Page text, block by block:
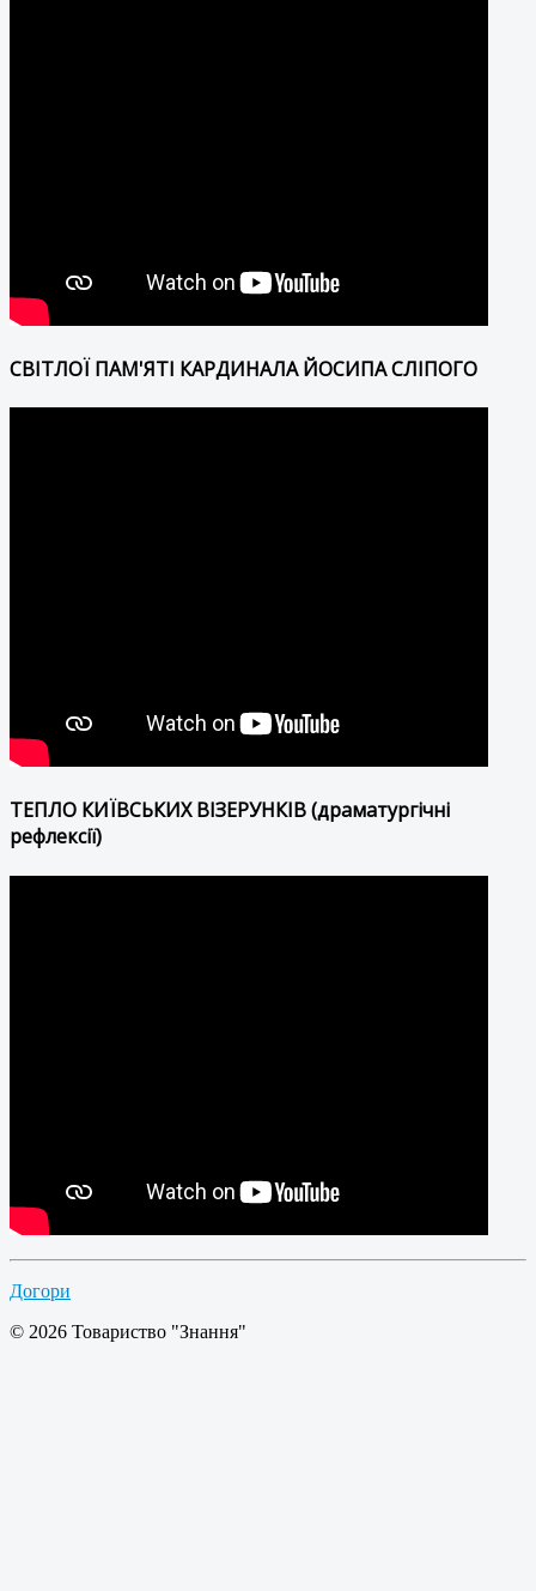
СВІТЛОЇ ПАМ'ЯТІ КАРДИНАЛА ЙОСИПА СЛІПОГО
ТЕПЛО КИЇВСЬКИХ ВІЗЕРУНКІВ (драматургічні
рефлексії)
Догори
© 2026 Товариство "Знання"